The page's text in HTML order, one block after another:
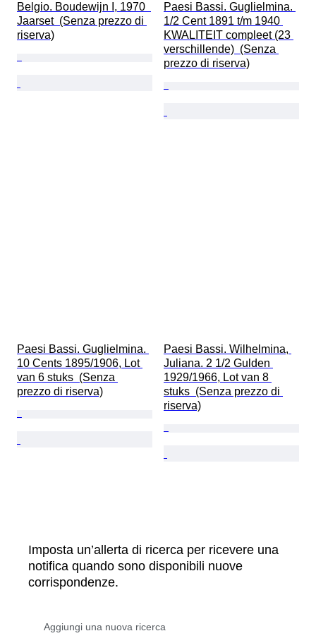
Belgio. Boudewijn I, 1970
Jaarset  (Senza prezzo di
riserva)
Paesi Bassi. Guglielmina.
1/2 Cent 1891 t/m 1940
KWALITEIT compleet (23
verschillende)  (Senza
prezzo di riserva)
Paesi Bassi. Guglielmina.
10 Cents 1895/1906, Lot
van 6 stuks  (Senza
prezzo di riserva)
Paesi Bassi. Wilhelmina,
Juliana. 2 1/2 Gulden
1929/1966, Lot van 8
stuks  (Senza prezzo di
riserva)
Imposta un’allerta di ricerca per ricevere una
notifica quando sono disponibili nuove
corrispondenze.